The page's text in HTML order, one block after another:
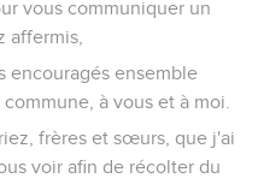
vous communiquer un
affermis,
encouragés ensemble
à vous et à moi.
frères et sœurs, que j'ai
voir afin de récolter du